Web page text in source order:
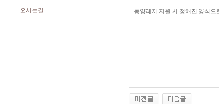
오시는길 동양레저 지원 시 정해진 양식으